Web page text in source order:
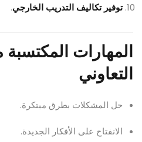
توفير تكاليف التدريب الخارجي.
المهارات
التعاوني
حل المشكلات بطرق مبتكرة.
الانفتاح على الأفكار الجديدة.